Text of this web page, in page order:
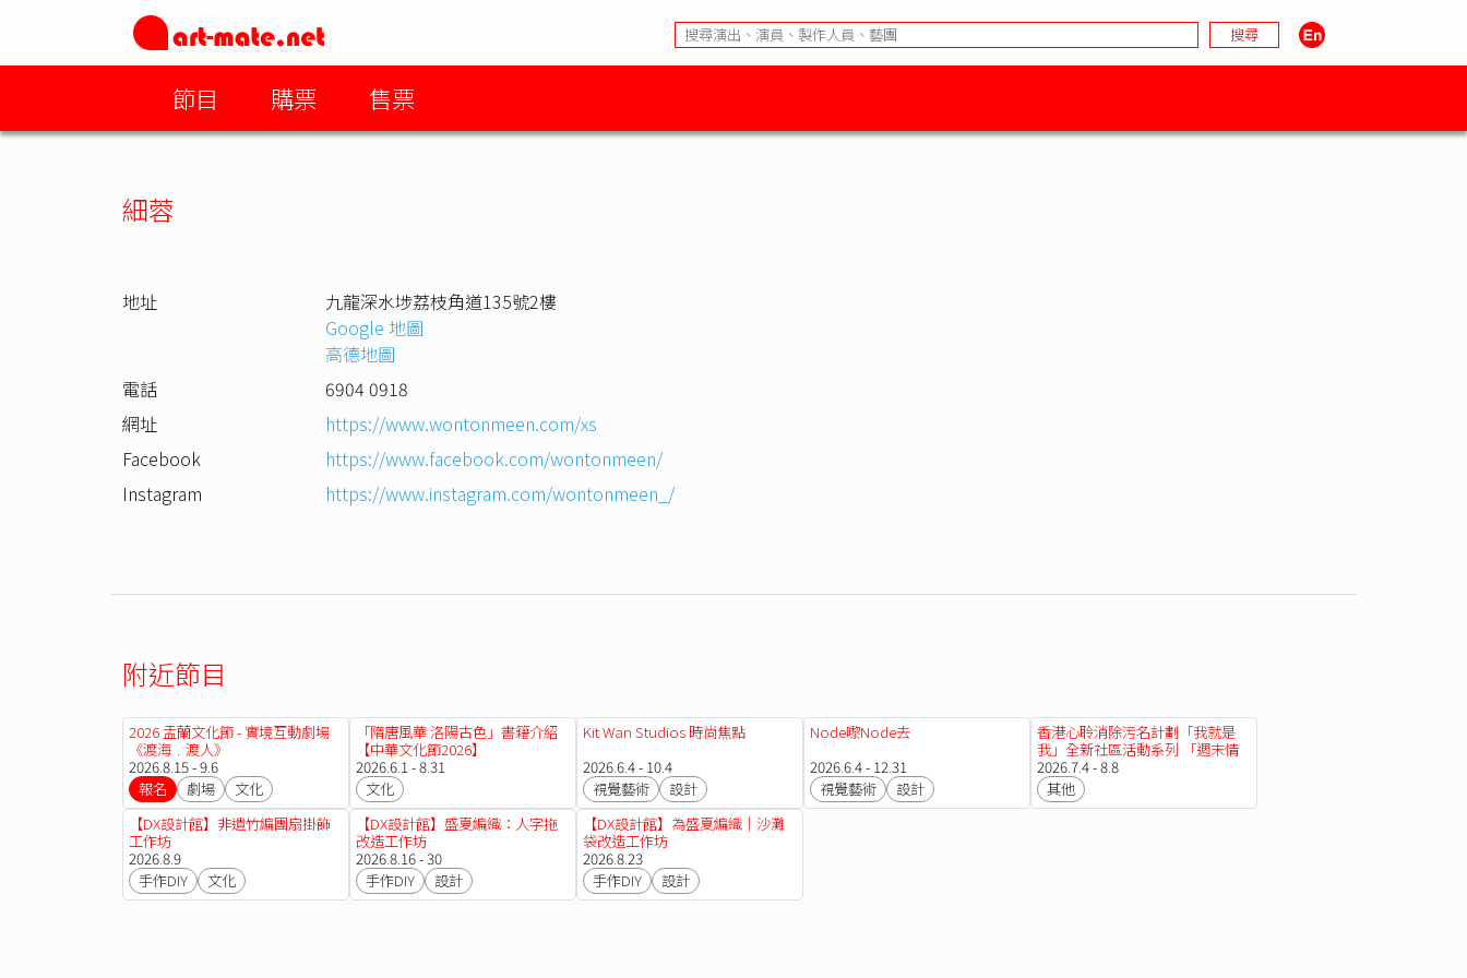
節目 購票 售票
細蓉
地址
九龍深水埗荔枝角道135號2樓
Google 地圖
高德地圖
電話
6904 0918
網址
https://www.wontonmeen.com/xs
Facebook
https://www.facebook.com/wontonmeen/
Instagram
https://www.instagram.com/wontonmeen_/
附近節目
2026 盂蘭文化節 - 實境互動劇場
《渡海﹒渡人》
2026.8.15 - 9.6
報名
劇場 文化
「隋唐風華 洛陽古色」書籍介紹
【中華文化節2026】
2026.6.1 - 8.31
文化
Kit Wan Studios 時尚焦點
2026.6.4 - 10.4
視覺藝術
設計
Node嚟Node去
2026.6.4 - 12.31
視覺藝術
設計
香港心聆消除污名計劃「我就是
我」全新社區活動系列 「週末情
緒故事分享：一齊走標籤啊唔
該！」
2026.7.4 - 8.8
其他
【DX設計館】非遺竹編團扇掛飾
工作坊
2026.8.9
手作DIY
文化
【DX設計館】盛夏編織：人字拖
改造工作坊
2026.8.16 - 30
手作DIY
設計
【DX設計館】為盛夏編織｜沙灘
袋改造工作坊
2026.8.23
手作DIY
設計